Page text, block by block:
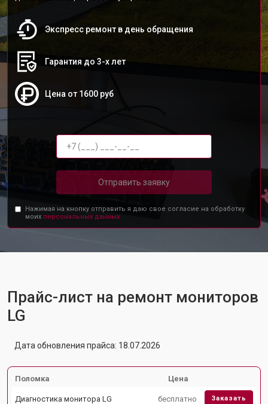
Экспресс ремонт в день обращения
Гарантия до 3-х лет
Цена от 1600 руб
Отправить заявку
Нажимая на кнопку отправить я даю свое согласие на обработку
моих персональных данных.
Прайс-лист на ремонт мониторов
LG
Дата обновления прайса: 18.07.2026
Поломка Цена
Диагностика монитора LG бесплатно Заказать